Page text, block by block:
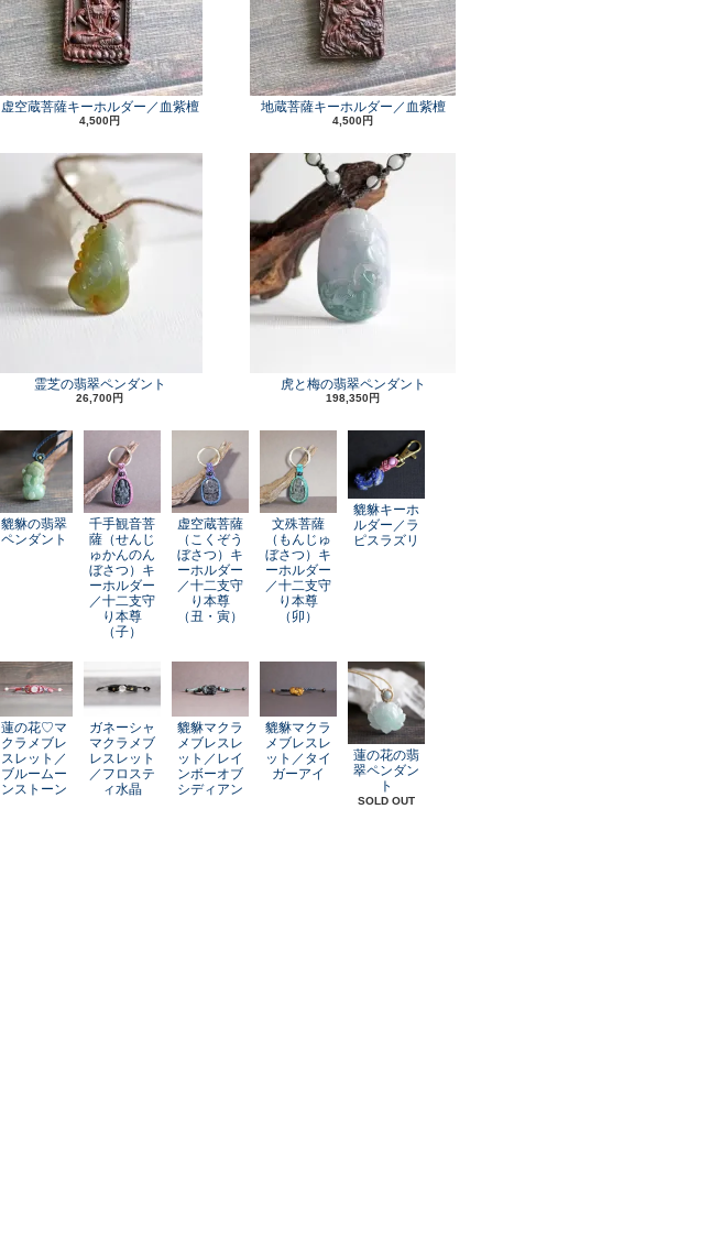
虚空蔵菩薩キーホルダー／血紫檀
4,500円
地蔵菩薩キーホルダー／血紫檀
4,500円
霊芝の翡翠ペンダント
26,700円
虎と梅の翡翠ペンダント
198,350円
貔貅の翡翠
ペンダント
千手観音菩
薩（せんじ
ゅかんのん
ぼさつ）キ
ーホルダー
／十二支守
り本尊
（子）
虚空蔵菩薩
（こくぞう
ぼさつ）キ
ーホルダー
／十二支守
り本尊
（丑・寅）
文殊菩薩
（もんじゅ
ぼさつ）キ
ーホルダー
／十二支守
り本尊
（卯）
貔貅キーホ
ルダー／ラ
ピスラズリ
蓮の花♡マ
クラメブレ
スレット／
ブルームー
ンストーン
ガネーシャ
マクラメブ
レスレット
／フロステ
ィ水晶
貔貅マクラ
メブレスレ
ット／レイ
ンボーオブ
シディアン
貔貅マクラ
メブレスレ
ット／タイ
ガーアイ
蓮の花の翡
翠ペンダン
ト
SOLD OUT